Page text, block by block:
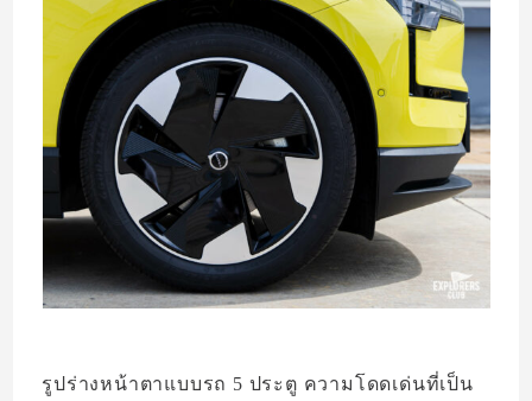
รูปร่างหน้าตาแบบรถ 5 ประตู ความโดดเด่นที่เป็น